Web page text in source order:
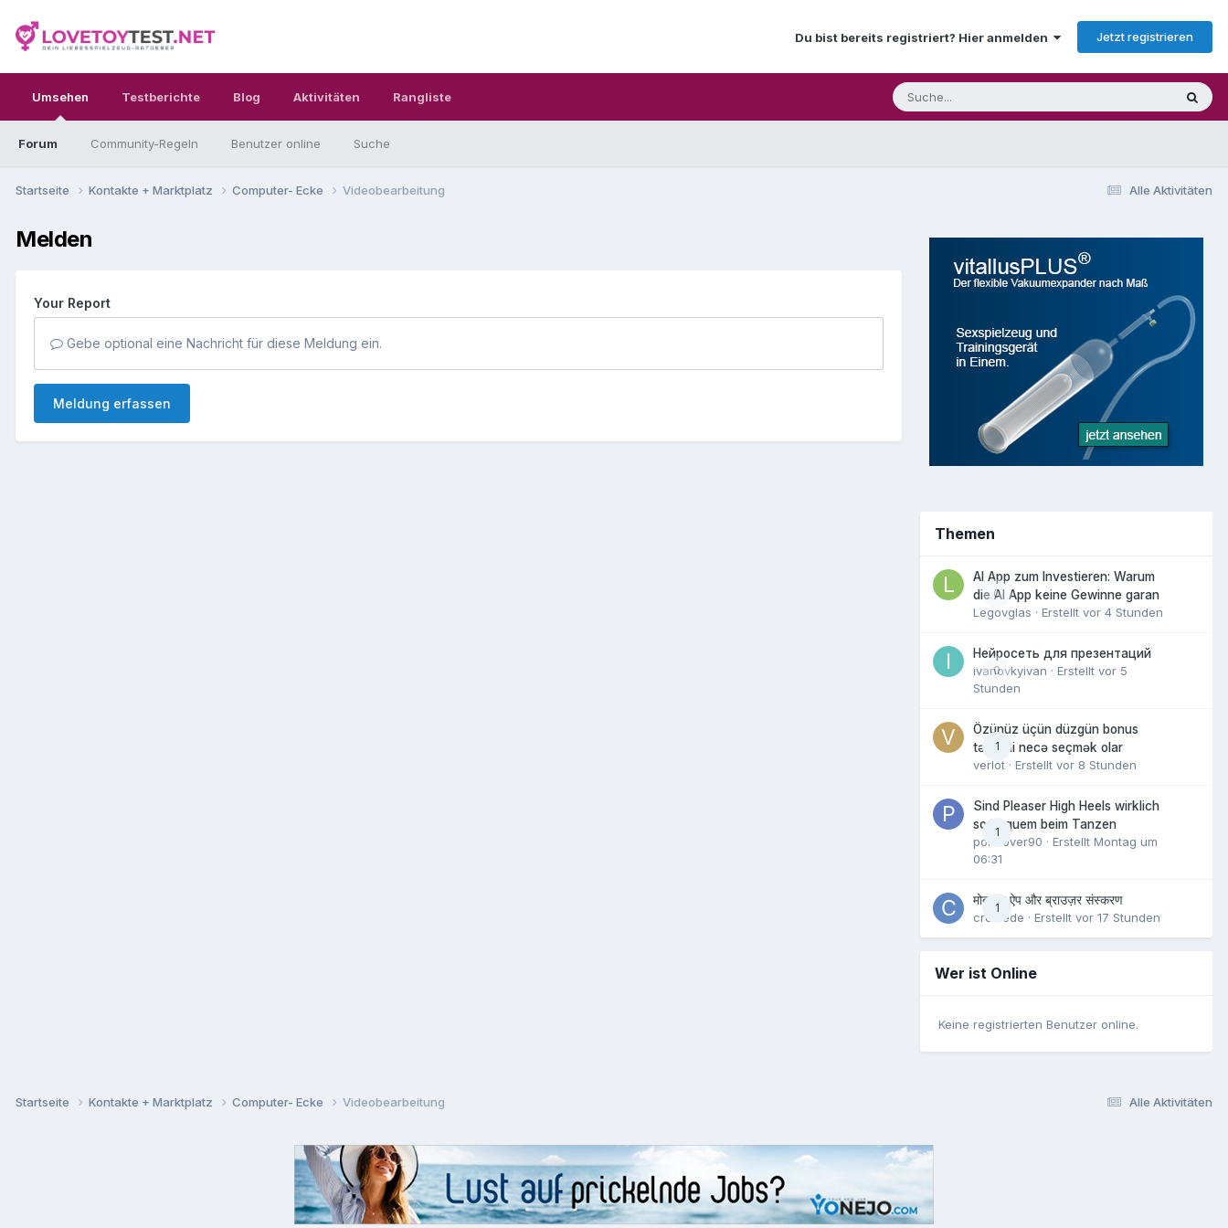
Du bist bereits registriert? Hier anmelden Jetzt registrieren
Umsehen
Forum Community-Regeln Benutzer online Suche
Testberichte Blog Aktivitäten Rangliste
Alle Aktivitäten
Startseite Kontakte + Marktplatz Computer- Ecke Videobearbeitung
Melden
Your Report
Gebe optional eine Nachricht für diese Meldung ein.
Meldung erfassen
Themen
0
AI App zum Investieren: Warum
die AI App keine Gewinne garan
Legovglas · Erstellt vor 4 Stunden
0
Нейросеть для презентаций
ivanovkyivan · Erstellt vor 5
Stunden
1
Özünüz üçün düzgün bonus
təklifini necə seçmək olar
verlot · Erstellt vor 8 Stunden
1
Sind Pleaser High Heels wirklich
so bequem beim Tanzen
pornlover90 · Erstellt Montag um
06:31
1
मोबाइल ऐप और ब्राउज़र संस्करण
crowede · Erstellt vor 17 Stunden
Wer ist Online
Keine registrierten Benutzer online.
Alle Aktivitäten
Startseite Kontakte + Marktplatz Computer- Ecke Videobearbeitung